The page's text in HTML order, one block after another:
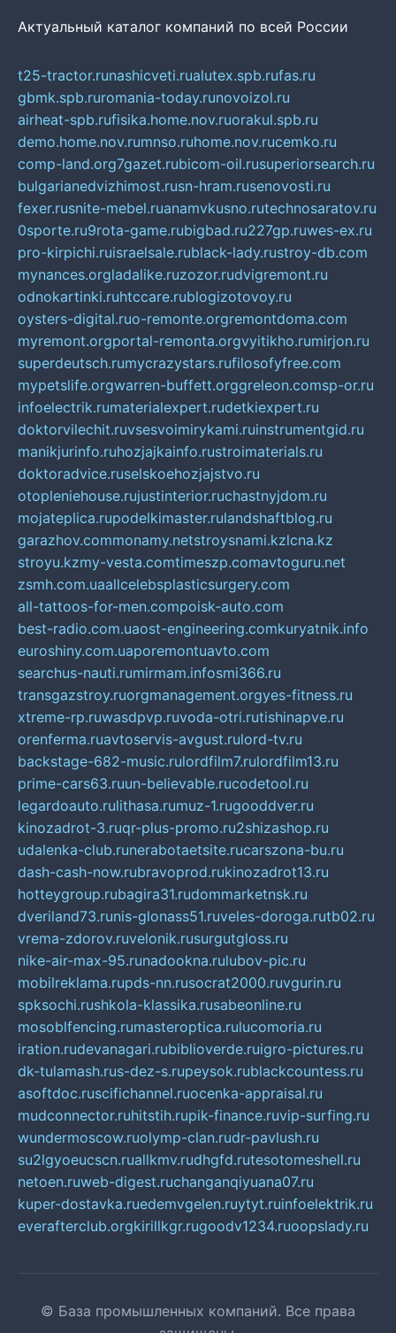
Актуальный каталог компаний по всей России
t25-tractor.runashicveti.rualutex.spb.rufas.ru
gbmk.spb.ruromania-today.runovoizol.ru
airheat-spb.rufisika.home.nov.ruorakul.spb.ru
demo.home.nov.rumnso.ruhome.nov.rucemko.ru
comp-land.org7gazet.rubicom-oil.rusuperiorsearch.ru
bulgarianedvizhimost.rusn-hram.rusenovosti.ru
fexer.rusnite-mebel.ruanamvkusno.rutechnosaratov.ru
0sporte.ru9rota-game.rubigbad.ru227gp.ruwes-ex.ru
pro-kirpichi.ruisraelsale.rublack-lady.rustroy-db.com
mynances.orgladalike.ruzozor.rudvigremont.ru
odnokartinki.ruhtccare.rublogizotovoy.ru
oysters-digital.ruo-remonte.orgremontdoma.com
myremont.orgportal-remonta.orgvyitikho.rumirjon.ru
superdeutsch.rumycrazystars.rufilosofyfree.com
mypetslife.orgwarren-buffett.orggreleon.comsp-or.ru
infoelectrik.rumaterialexpert.rudetkiexpert.ru
doktorvilechit.ruvsesvoimirykami.ruinstrumentgid.ru
manikjurinfo.ruhozjajkainfo.rustroimaterials.ru
doktoradvice.ruselskoehozjajstvo.ru
otopleniehouse.rujustinterior.ruchastnyjdom.ru
mojateplica.rupodelkimaster.rulandshaftblog.ru
garazhov.commonamy.netstroysnami.kzlcna.kz
stroyu.kzmy-vesta.comtimeszp.comavtoguru.net
zsmh.com.uaallcelebsplasticsurgery.com
all-tattoos-for-men.compoisk-auto.com
best-radio.com.uaost-engineering.comkuryatnik.info
euroshiny.com.uaporemontuavto.com
searchus-nauti.rumirmam.infosmi366.ru
transgazstroy.ruorgmanagement.orgyes-fitness.ru
xtreme-rp.ruwasdpvp.ruvoda-otri.rutishinapve.ru
orenferma.ruavtoservis-avgust.rulord-tv.ru
backstage-682-music.rulordfilm7.rulordfilm13.ru
prime-cars63.ruun-believable.rucodetool.ru
legardoauto.rulithasa.rumuz-1.rugooddver.ru
kinozadrot-3.ruqr-plus-promo.ru2shizashop.ru
udalenka-club.runerabotaetsite.rucarszona-bu.ru
dash-cash-now.rubravoprod.rukinozadrot13.ru
hotteygroup.rubagira31.rudommarketnsk.ru
dveriland73.runis-glonass51.ruveles-doroga.rutb02.ru
vrema-zdorov.ruvelonik.rusurgutgloss.ru
nike-air-max-95.runadookna.rulubov-pic.ru
mobilreklama.rupds-nn.rusocrat2000.ruvgurin.ru
spksochi.rushkola-klassika.rusabeonline.ru
mosoblfencing.rumasteroptica.rulucomoria.ru
iration.rudevanagari.rubiblioverde.ruigro-pictures.ru
dk-tulamash.rus-dez-s.rupeysok.rublackcountess.ru
asoftdoc.ruscifichannel.ruocenka-appraisal.ru
mudconnector.ruhitstih.rupik-finance.ruvip-surfing.ru
wundermoscow.ruolymp-clan.rudr-pavlush.ru
su2lgyoeucscn.ruallkmv.rudhgfd.rutesotomeshell.ru
netoen.ruweb-digest.ruchanganqiyuana07.ru
kuper-dostavka.ruedemvgelen.ruytyt.ruinfoelektrik.ru
everafterclub.orgkirillkgr.rugoodv1234.ruoopslady.ru
© База промышленных компаний. Все права